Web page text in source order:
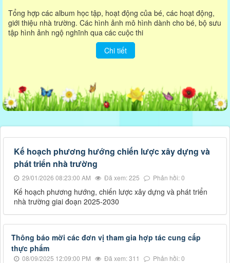
Tổng hợp các album học tập, hoạt động của bé, các hoạt động,
giới thiệu nhà trường. Các hình ảnh mô hình dành cho bé, bộ sưu
tập hình ảnh ngộ nghĩnh qua các cuộc thi
Chi tiết
Kế hoạch phương hướng chiến lược xây dựng và
phát triển nhà trường
29/01/2026 08:23:00 AM Đã xem: 225 Phản hồi: 0
Kế hoạch phương hướng, chiến lược xây dựng và phát triển
nhà trường giai đoạn 2025-2030
Thông báo mời các đơn vị tham gia hợp tác cung cấp
thực phẩm
08/09/2025 12:09:00 PM Đã xem: 311 Phản hồi: 0